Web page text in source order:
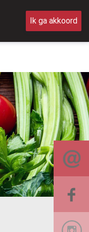
Ik ga akkoord